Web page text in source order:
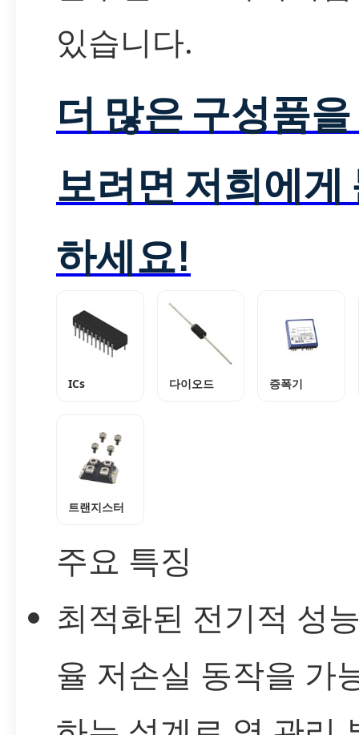
있습니다.
더 많은 구성품
보려면 저희에게
하세요!
ICs 다이오드 증폭기
트랜지스터
주요 특징
최적화된 전기적 성
율 저손실 동작을 가